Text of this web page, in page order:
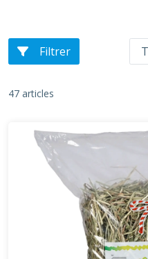
Filtrer
47 articles